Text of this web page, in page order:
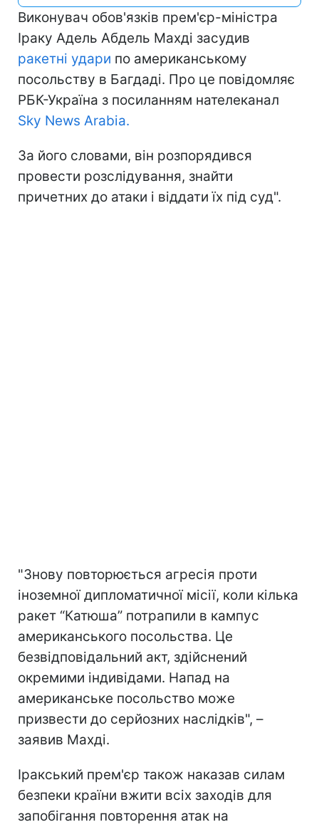
Виконувач обов'язків прем'єр-міністра
Іраку Адель Абдель Махді засудив
ракетні удари по американському
посольству в Багдаді. Про це повідомляє
РБК-Україна з посиланням нателеканал
Sky News Arabia.
За його словами, він розпорядився
провести розслідування, знайти
причетних до атаки і віддати їх під суд".
"Знову повторюється агресія проти
іноземної дипломатичної місії, коли кілька
ракет “Катюша” потрапили в кампус
американського посольства. Це
безвідповідальний акт, здійснений
окремими індивідами. Напад на
американське посольство може
призвести до серйозних наслідків", –
заявив Махді.
Іракський прем'єр також наказав силам
безпеки країни вжити всіх заходів для
запобігання повторення атак на